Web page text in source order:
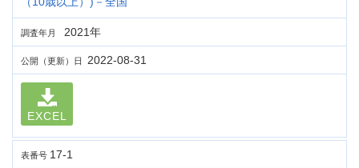
調査年月 2021年
公開（更新）日 2022-08-31
EXCEL
表番号 17-1